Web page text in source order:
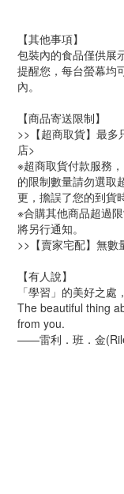
【其他事項】
包裝內的食品僅供展
提醒您，每台螢幕均
內。
【商品寄送限制】
>>【超商取貨】最
店>
※超商取貨付款服務
的限制數量請勿選取
更，擔誤了您的到貨
※合購其他商品超過
將另行通知。
>>【賣家宅配】無數
【有人說】
「學習」的美好之處
The beautiful thing
from you.
——雷利．班．金